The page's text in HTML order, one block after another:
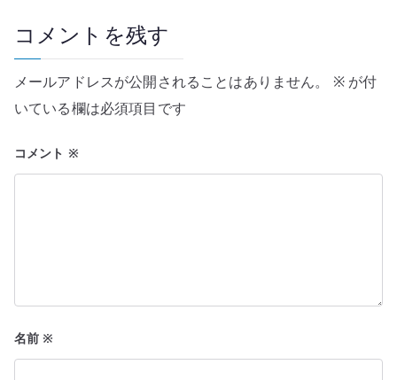
ゲ
ー
シ
ン
コメントを残す
メールアドレスが公開されることはありません。 ※が付
いている欄は必須項目です
コメント ※
名前※